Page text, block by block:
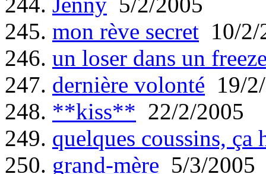
245. mon rève secret 10/2/
246. un loser dans un
247. dernière volonté 19/
248. **kiss** 22/2/2005
249. quelques coussins,
250. grand-mère 5/3/2005